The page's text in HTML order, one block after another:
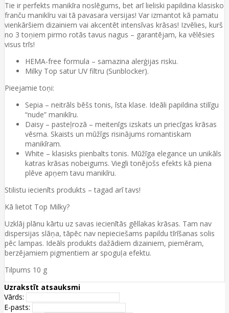
Tie ir perfekts manikīra noslēgums, bet arī lieliski papildina klasisko
franču manikīru vai tā pavasara versijas! Var izmantot kā pamatu
vienkāršiem dizainiem vai akcentēt intensīvas krāsas! Izvēlies, kurš
no 3 toņiem pirmo rotās tavus nagus – garantējam, ka vēlēsies
visus trīs!
HEMA-free formula – samazina alerģijas risku.
Milky Top satur UV filtru (Sunblocker).
Pieejamie toņi:
Sepia – neitrāls bēšs tonis, īsta klase. Ideāli papildina stilīgu
“nude” manikīru.
Daisy – pasteļrozā – meitenīgs izskats un priecīgas krāsas
vēsma. Skaists un mūžīgs risinājums romantiskam
manikīram.
White – klasisks pienbalts tonis. Mūžīga elegance un unikāls
katras krāsas nobeigums. Viegli tonējošs efekts kā piena
plēve apņem tavu manikīru.
Stilistu iecienīts produkts – tagad arī tavs!
Kā lietot Top Milky?
Uzklāj plānu kārtu uz savas iecienītās gēllakas krāsas. Tam nav
dispersijas slāņa, tāpēc nav nepieciešams papildu tīrīšanas solis
pēc lampas. Ideāls produkts dažādiem dizainiem, piemēram,
berzējamiem pigmentiem ar spoguļa efektu.
Tilpums 10 g
Uzrakstīt atsauksmi
Vārds:
E-pasts: